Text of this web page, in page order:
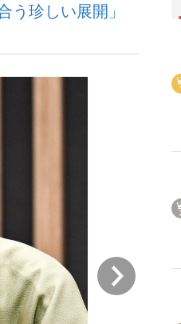
いされているのが悲しい」『北の
いまさら聞けない資産運用のすべて
珍しい展開」